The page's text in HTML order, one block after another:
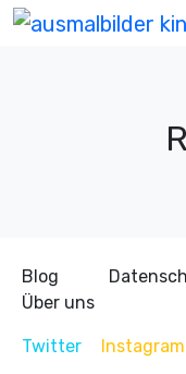
Blog
Über uns
Twitter Instagram